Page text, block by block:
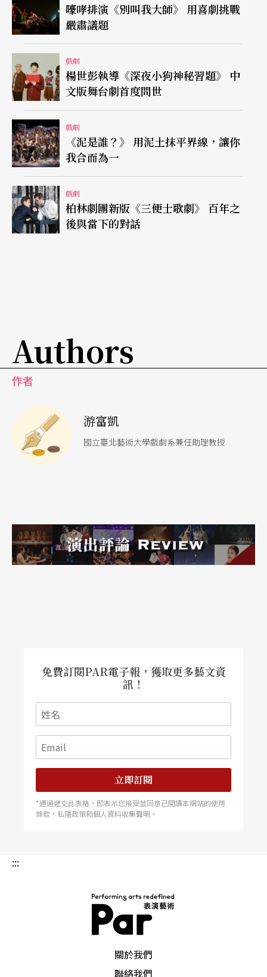
嚎哮排演《別叫我大師》 用喜劇挑戰
嚴肅議題
戲劇
楊世彭執導《深夜小狗神秘習題》 中
文版舞台劇首度問世
戲劇
《泥是誰？》 用泥土抹平界線，讓你
我合而為一
戲劇
柏林劇團新版《三便士歌劇》 百年之
後與當下的對話
Authors
作者
游富凱
國立臺北藝術大學戲劇系兼任助理教授
免費訂閱PAR電子報，獲取更多藝文資
訊！
立即訂閱
*通過遞交此表格，即表示您接受並同意已閱讀本網站的使用
條款，私隱政策和個人資料收集聲明。
:::
關於我們
聯絡我們